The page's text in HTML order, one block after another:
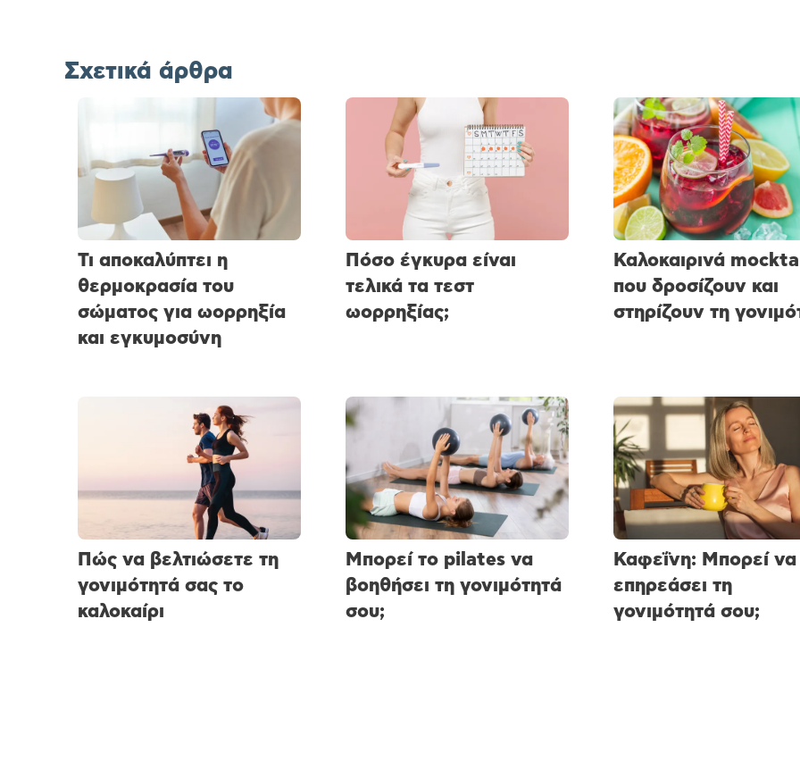
Σχετικά άρθρα
Τι αποκαλύπτει η
θερμοκρασία του
σώματος για ωορρηξία
και εγκυμοσύνη
Πόσο έγκυρα είναι
τελικά τα τεστ
ωορρηξίας;
Καλοκαιρινά
που δροσίζουν και
στηρίζουν τη
Πώς να βελτιώσετε τη
γονιμότητά σας το
καλοκαίρι
Μπορεί το pilates να
βοηθήσει τη γονιμότητά
σου;
Καφεΐνη: Μπορεί να
επηρεάσει τη
γονιμότητά σου;